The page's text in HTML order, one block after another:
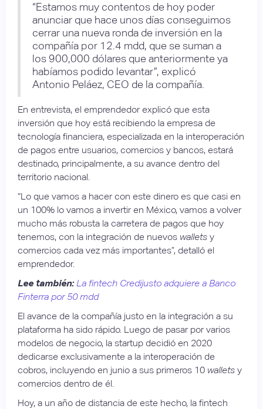
“Estamos muy contentos de hoy poder
anunciar que hace unos días conseguimos
cerrar una nueva ronda de inversión en la
compañía por 12.4 mdd, que se suman a
los 900,000 dólares que anteriormente ya
habíamos podido levantar”, explicó
Antonio Peláez, CEO de la compañía.
En entrevista, el emprendedor explicó que esta
inversión que hoy está recibiendo la empresa de
tecnología financiera, especializada en la interoperación
de pagos entre usuarios, comercios y bancos, estará
destinado, principalmente, a su avance dentro del
territorio nacional.
“Lo que vamos a hacer con este dinero es que casi en
un 100% lo vamos a invertir en México, vamos a volver
mucho más robusta la carretera de pagos que hoy
tenemos, con la integración de nuevos wallets y
comercios cada vez más importantes”, detalló el
emprendedor.
Lee también:La fintech Credijusto adquiere a Banco
Finterra por 50 mdd
El avance de la compañía justo en la integración a su
plataforma ha sido rápido. Luego de pasar por varios
modelos de negocio, la startup decidió en 2020
dedicarse exclusivamente a la interoperación de
cobros, incluyendo en junio a sus primeros 10 wallets y
comercios dentro de él.
Hoy, a un año de distancia de este hecho, la fintech